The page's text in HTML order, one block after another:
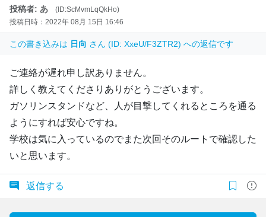
投稿者: あ
(ID:ScMvmLqQkHo)
投稿日時：2022年 08月 15日 16:46
この書き込みは 日向 さん (ID: XxeU/F3ZTR2) への返信です
ご連絡が遅れ申し訳ありません。
詳しく教えてくださりありがとうございます。
ガソリンスタンドなど、人が目撃してくれるところを通る
ようにすれば安心ですね。
学校は気に入っているのでまた次回そのルートで確認した
いと思います。
返信する